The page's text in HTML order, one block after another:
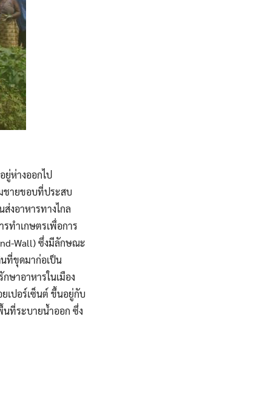
ยู่ห่างออกไป
ชายขอบที่ประสบ
งอาหารทางไกล
ทำเกษตรเพื่อการ
Wall) ซึ่งมีลักษณะ
ที่ขุดมาก่อเป็น
ษาอาหารในเมือง
เปอร์เซ็นต์ ขึ้นอยู่กับ
ที่ระบายน้ำออก ซึ่ง